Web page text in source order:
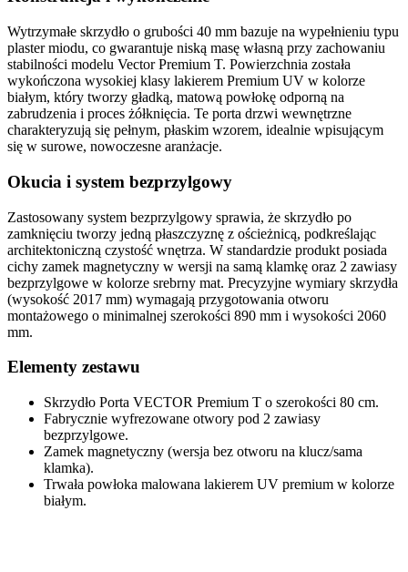
Wytrzymałe skrzydło o grubości 40 mm bazuje na wypełnieniu typu
plaster miodu, co gwarantuje niską masę własną przy zachowaniu
stabilności modelu Vector Premium T. Powierzchnia została
wykończona wysokiej klasy lakierem Premium UV w kolorze
białym, który tworzy gładką, matową powłokę odporną na
zabrudzenia i proces żółknięcia. Te porta drzwi wewnętrzne
charakteryzują się pełnym, płaskim wzorem, idealnie wpisującym
się w surowe, nowoczesne aranżacje.
Okucia i system bezprzylgowy
Zastosowany system bezprzylgowy sprawia, że skrzydło po
zamknięciu tworzy jedną płaszczyznę z ościeżnicą, podkreślając
architektoniczną czystość wnętrza. W standardzie produkt posiada
cichy zamek magnetyczny w wersji na samą klamkę oraz 2 zawiasy
bezprzylgowe w kolorze srebrny mat. Precyzyjne wymiary skrzydła
(wysokość 2017 mm) wymagają przygotowania otworu
montażowego o minimalnej szerokości 890 mm i wysokości 2060
mm.
Elementy zestawu
Skrzydło Porta VECTOR Premium T o szerokości 80 cm.
Fabrycznie wyfrezowane otwory pod 2 zawiasy
bezprzylgowe.
Zamek magnetyczny (wersja bez otworu na klucz/sama
klamka).
Trwała powłoka malowana lakierem UV premium w kolorze
białym.